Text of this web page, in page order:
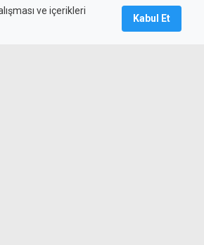
ve içerikleri
Kabul Et